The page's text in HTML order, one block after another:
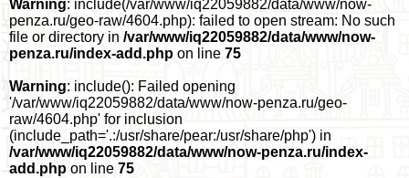
Warning: include(/var/www/iq22059882/data/www/now-
penza.ru/geo-raw/4604.php): failed to open stream: No such
file or directory in /var/www/iq22059882/data/www/now-
penza.ru/index-add.php on line 75
Warning: include(): Failed opening
'/var/www/iq22059882/data/www/now-penza.ru/geo-
raw/4604.php' for inclusion
(include_path='.:/usr/share/pear:/usr/share/php') in
/var/www/iq22059882/data/www/now-penza.ru/index-
add.php on line 75